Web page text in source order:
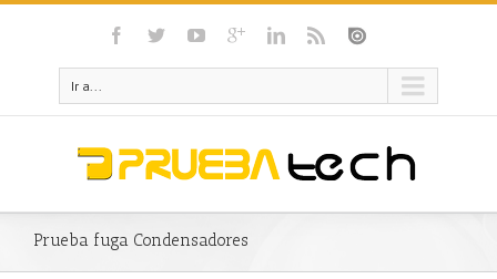
Ir a...
Prueba fuga Condensadores